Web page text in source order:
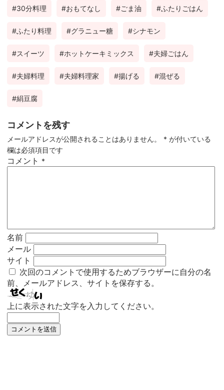
ok
est
30分料理 おもてなし ごま油 ふたりごはん
ふたり料理 グラニュー糖 シナモン
スイーツ ホットケーキミックス 夫婦ごはん
夫婦料理 夫婦料理家 揚げる 混ぜる
絹豆腐
コメントを残す
メールアドレスが公開されることはありません。 * が付いている
欄は必須項目です
コメント *
名前
メール
サイト
次回のコメントで使用するためブラウザーに自分の名
前、メールアドレス、サイトを保存する。
上に表示された文字を入力してください。